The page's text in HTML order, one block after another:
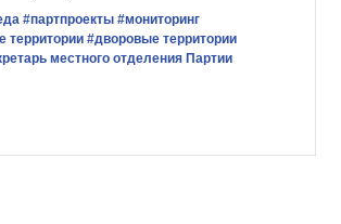
#партпроекты #мониторинг
территории #дворовые территории
местного отделения Партии